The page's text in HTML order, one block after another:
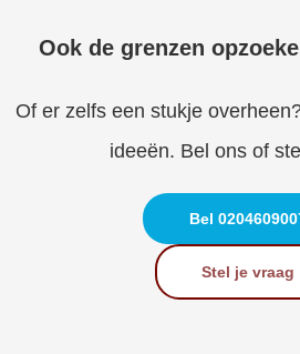
Ook de grenzen
Of er zelfs een stukje
ideeën. Bel ons of
Bel
Stel je vraag